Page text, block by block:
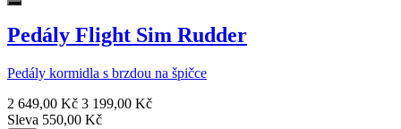
Pedály Flight Sim Rudder
Pedály kormidla s brzdou na špičce
2 649,00 Kč 3 199,00 Kč
Sleva 550,00 Kč